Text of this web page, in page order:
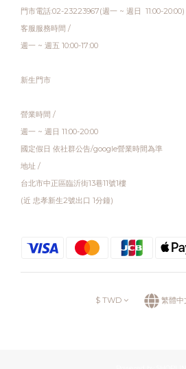
門市電話:02-23223967(週一 ~ 週日 11:00-20:00)
客服服務時間 /
週一 ~ 週五 10:00-17:00
新生門市
營業時間 /
週一 ~ 週日 11:00-20:00
國定假日 依社群公告/google營業時間為準
地址 /
台北市中正區臨沂街13巷11號1樓
(近 忠孝新生2號出口 1分鐘)
$ TWD 繁體中